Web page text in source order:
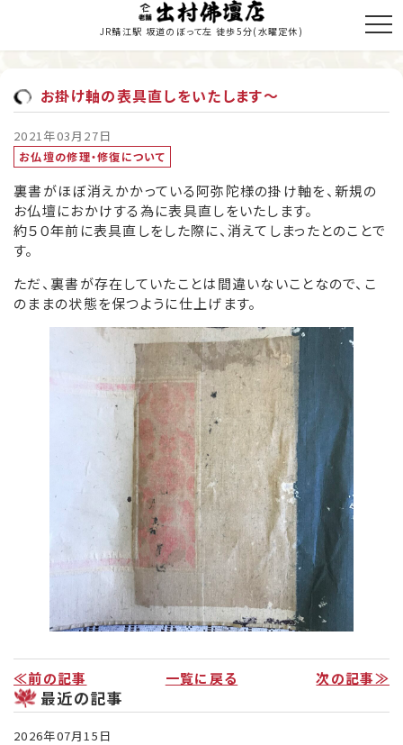
JR鯖江駅 坂道のぼって左 徒歩5分(水曜定休)
商品のご紹介
お仏壇の修理・修復
寺院施工
当店の歩み
新着情報・納入履歴
お問い合わせ・お見積り
お役立ち情報
お掛け軸の表具直しをいたします～
2021年03月27日
お仏壇の修理・修復について
裏書がほぼ消えかかっている阿弥陀様の掛け軸を、新規の
お仏壇におかけする為に表具直しをいたします。
約５０年前に表具直しをした際に、消えてしまったとのことで
す。
ただ、裏書が存在していたことは間違いないことなので、こ
のままの状態を保つように仕上げます。
≪前の記事 一覧に戻る 次の記事≫
最近の記事
2026年07月15日